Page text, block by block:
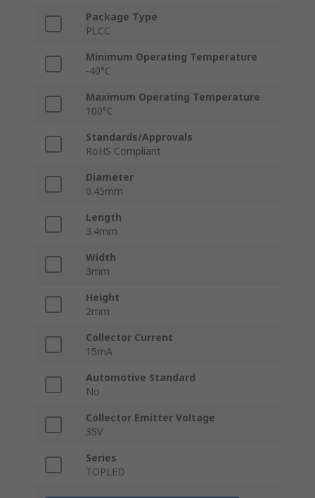
Package Type
PLCC
Minimum Operating Temperature
-40°C
Maximum Operating Temperature
100°C
Standards/Approvals
RoHS Compliant
Diameter
0.45mm
Length
3.4mm
Width
3mm
Height
2mm
Collector Current
15mA
Automotive Standard
No
Collector Emitter Voltage
35V
Series
TOPLED